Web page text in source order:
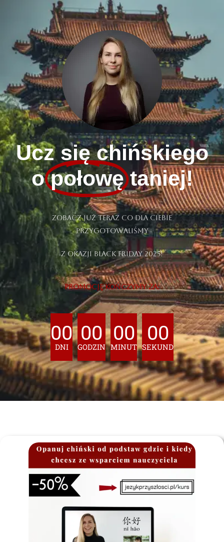
Ucz się chińskiego
o połowę taniej!
Zobacz już teraz co dla ciebie
przygotowaliśmy​
z okazji Black Friday 2025!
PROMOCJĘ KOŃCZYMY ZA:
00
DNI
00
GODZIN
00
MINUT
00
SEKUND